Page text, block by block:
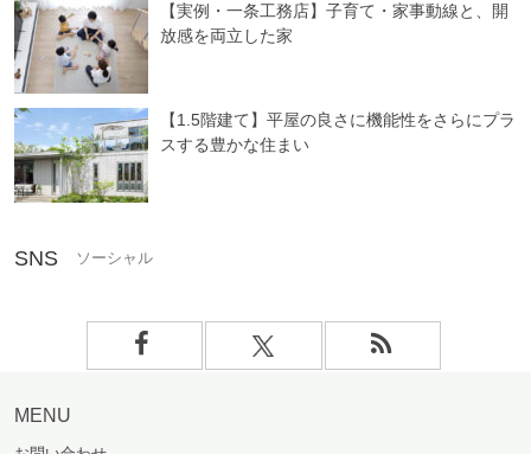
【実例・一条工務店】子育て・家事動線と、開
放感を両立した家
【1.5階建て】平屋の良さに機能性をさらにプラ
スする豊かな住まい
SNS
MENU